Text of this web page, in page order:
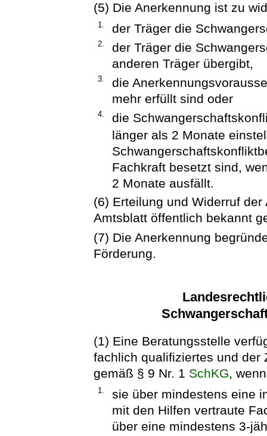
(5) Die Anerkennung ist zu
1. der Träger die
2.
der Träger die
anderen Träger übergibt,
3.
die
mehr erfüllt sind oder
4.
die
länger als 2 Monate
Fachkraft besetzt sind,
2 Monate ausfällt.
(6) Erteilung und Widerruf
Amtsblatt öffentlich bekannt
(7) Die Anerkennung
Förderung.
(1) Eine Beratungsstelle
fachlich qualifiziertes und der
gemäß § 9 Nr. 1 SchKG, wenn
1.
sie über mindestens eine
mit den Hilfen vertraute
über eine mindestens 3-